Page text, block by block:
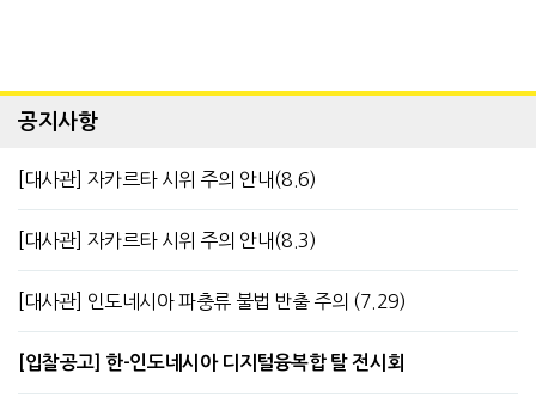
공지사항
[대사관] 자카르타 시위 주의 안내(8.6)
[대사관] 자카르타 시위 주의 안내(8.3)
[대사관] 인도네시아 파충류 불법 반출 주의 (7.29)
[입찰공고] 한-인도네시아 디지털융복합 탈 전시회